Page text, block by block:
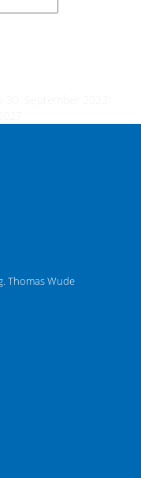
Thomas Wude